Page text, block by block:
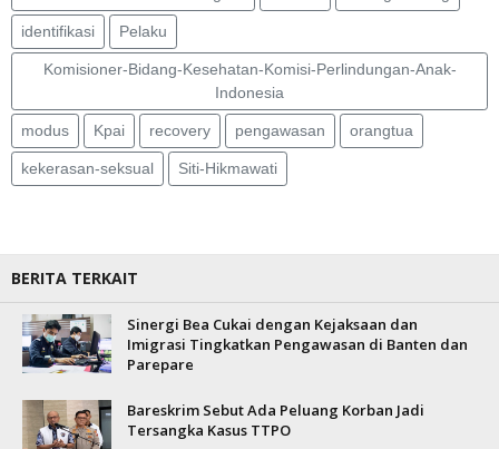
identifikasi Pelaku
Komisioner-Bidang-Kesehatan-Komisi-Perlindungan-Anak-
Indonesia
modus Kpai recovery pengawasan orangtua
kekerasan-seksual Siti-Hikmawati
BERITA TERKAIT
Sinergi Bea Cukai dengan Kejaksaan dan
Imigrasi Tingkatkan Pengawasan di Banten dan
Parepare
Bareskrim Sebut Ada Peluang Korban Jadi
Tersangka Kasus TTPO